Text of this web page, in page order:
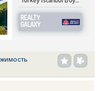
REALTY
GALAXY